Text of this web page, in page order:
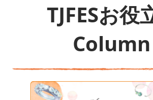
TJFESお役
Column